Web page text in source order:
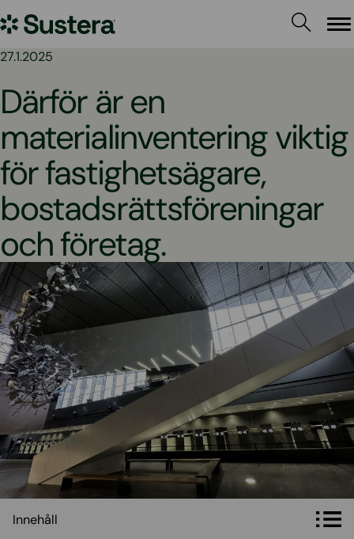
till
Sustera
Sweden
27.1.2025
Därför är en
materialinventering viktig
för fastighetsägare,
bostadsrättsföreningar
och företag.
Innehåll